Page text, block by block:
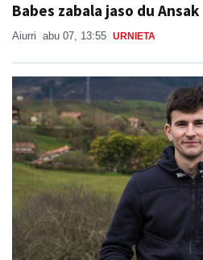
Babes zabala jaso du Ansak
Aiurri abu 07, 13:55 URNIETA